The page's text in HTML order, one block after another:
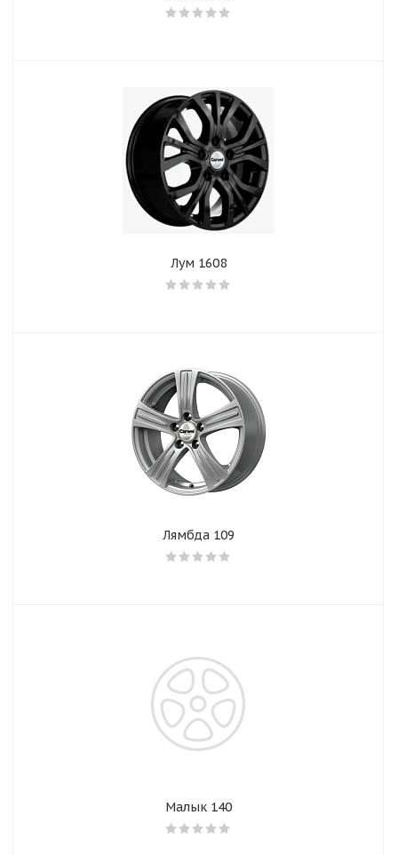
Лум 1608
Лямбда 109
Малык 140